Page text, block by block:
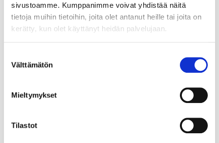
sivustoamme. Kumppanimme voivat yhdistää näitä
tietoja muihin tietoihin, joita olet antanut heille tai joita on
kerätty, kun olet käyttänyt heidän palvelujaan.
valinta
Välttämätön
Mieltymykset
Tilastot